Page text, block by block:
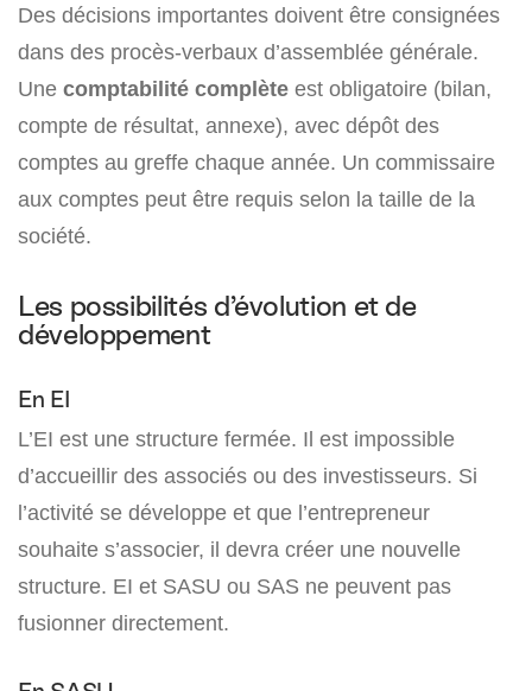
Des décisions importantes doivent être consignées
dans des procès-verbaux d’assemblée générale.
Une comptabilité complète est obligatoire (bilan,
compte de résultat, annexe), avec dépôt des
comptes au greffe chaque année. Un commissaire
aux comptes peut être requis selon la taille de la
société.
Les possibilités d’évolution et de
développement
En EI
L’EI est une structure fermée. Il est impossible
d’accueillir des associés ou des investisseurs. Si
l’activité se développe et que l’entrepreneur
souhaite s’associer, il devra créer une nouvelle
structure. EI et SASU ou SAS ne peuvent pas
fusionner directement.